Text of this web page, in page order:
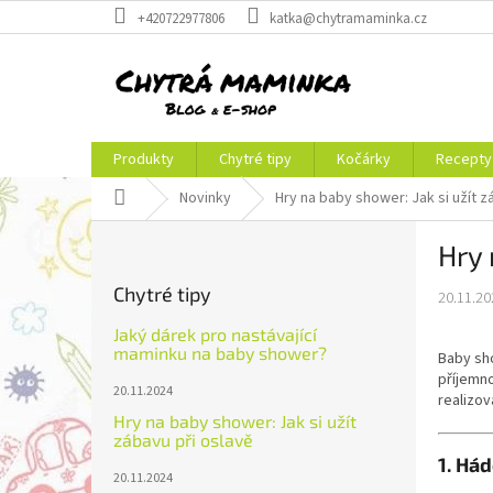
na
+420722977806 katka@chytramaminka.cz
Produkty Chytré tipy Kočárky Recepty
Domů Novinky Hry na baby shower: Jak si užít
P
o
s
n
n
í
p
a
Chytré tipy
Jaký dárek pro nastávající
maminku na baby shower?
20.11.2024
Hry na baby shower: Jak si užít
zábavu při oslavě
20.11.2024
Hry
Baby
1.